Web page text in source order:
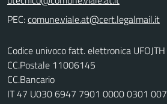
PEC:
Codice univoco fatt. elettronica UFOJTH
CC.Postale 11006145
CC.Bancario
IT 47 U030 6947 7901 0000 0301 007